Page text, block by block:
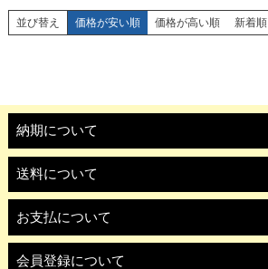
並び替え 価格が安い順 価格が高い順 新着順
納期について
送料について
お支払について
会員登録について